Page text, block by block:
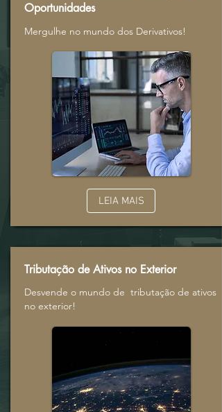
Oportunidades
Mergulhe no mundo dos Derivativos!
LEIA MAIS
Tributação de Ativos no Exterior
Desvende o mundo de tributação de ativos
no exterior!